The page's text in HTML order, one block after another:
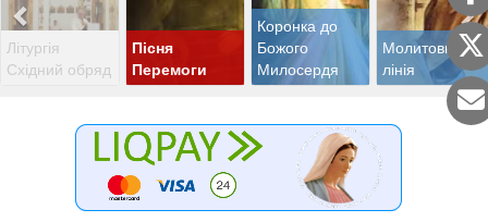
Літургія
Східний обряд
Пісня
Перемоги
Коронка до
Божого
Милосердя
Молитовна
лінія